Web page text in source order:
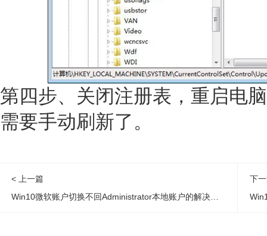
第四步、关闭注册表，重启电
需要手动刷新了。
< 上一篇
下